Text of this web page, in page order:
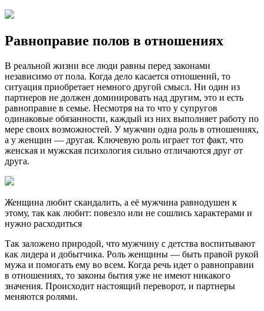
Равноправие полов в отношениях
В реальной жизни все люди равны перед законами
независимо от пола. Когда дело касается отношений, то
ситуация приобретает немного другой смысл. Ни один из
партнеров не должен доминировать над другим, это и есть
равноправие в семье. Несмотря на то что у супругов
одинаковые обязанности, каждый из них выполняет работу по
мере своих возможностей. У мужчин одна роль в отношениях,
а у женщин — другая. Ключевую роль играет тот факт, что
женская и мужская психология сильно отличаются друг от
друга.
Женщина любит скандалить, а её мужчина равнодушен к
этому, так как любит: повезло или не сошлись характерами и
нужно расходиться
Так заложено природой, что мужчину с детства воспитывают
как лидера и добытчика. Роль женщины — быть правой рукой
мужа и помогать ему во всем. Когда речь идет о равноправии
в отношениях, то законы бытия уже не имеют никакого
значения. Происходит настоящий переворот, и партнеры
меняются ролями.